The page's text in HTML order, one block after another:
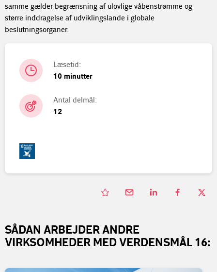
samme gælder begrænsning af ulovlige våbenstrømme og
større inddragelse af udviklingslande i globale
beslutningsorganer.
Læsetid:
10 minutter
Antal delmål:
12
SÅDAN ARBEJDER ANDRE
VIRKSOMHEDER MED VERDENSMÅL 16: